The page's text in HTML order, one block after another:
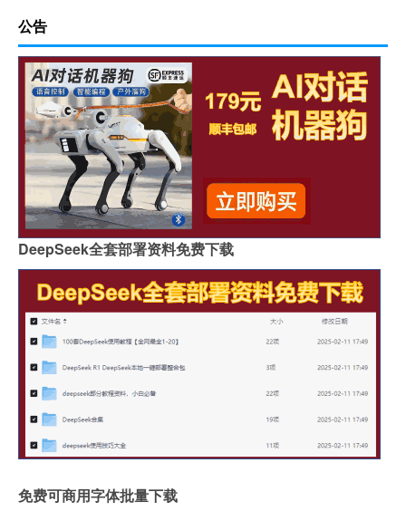
公告
DeepSeek全套部署资料免费下载
免费可商用字体批量下载